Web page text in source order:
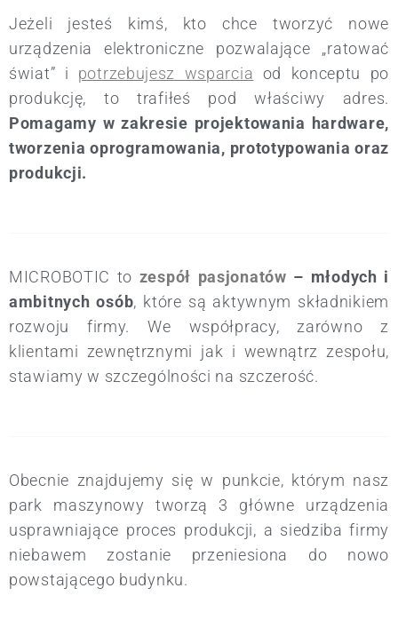
Jeżeli jesteś kimś, kto chce tworzyć nowe
urządzenia elektroniczne pozwalające „ratować
świat” i potrzebujesz wsparcia od konceptu po
produkcję, to trafiłeś pod właściwy adres.
Pomagamy w zakresie projektowania hardware,
tworzenia oprogramowania, prototypowania oraz
produkcji.
MICROBOTIC to zespół pasjonatów – młodych i
ambitnych osób, które są aktywnym składnikiem
rozwoju firmy. We współpracy, zarówno z
klientami zewnętrznymi jak i wewnątrz zespołu,
stawiamy w szczególności na szczerość.
Obecnie znajdujemy się w punkcie, którym nasz
park maszynowy tworzą 3 główne urządzenia
usprawniające proces produkcji, a siedziba firmy
niebawem zostanie przeniesiona do nowo
powstającego budynku.